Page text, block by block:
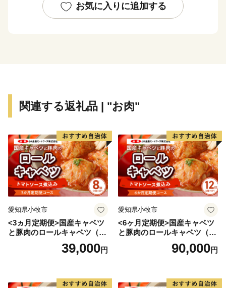
お気に入りに追加する
関連する返礼品 | "お肉"
愛知県小牧市
<3ヵ月定期便>国産キャベツ
と豚肉のロールキャベツ（4P
39,000円
愛知県小牧市
<6ヶ月定期便>国産キャベツ
と豚肉のロールキャベツ（6P
90,000円